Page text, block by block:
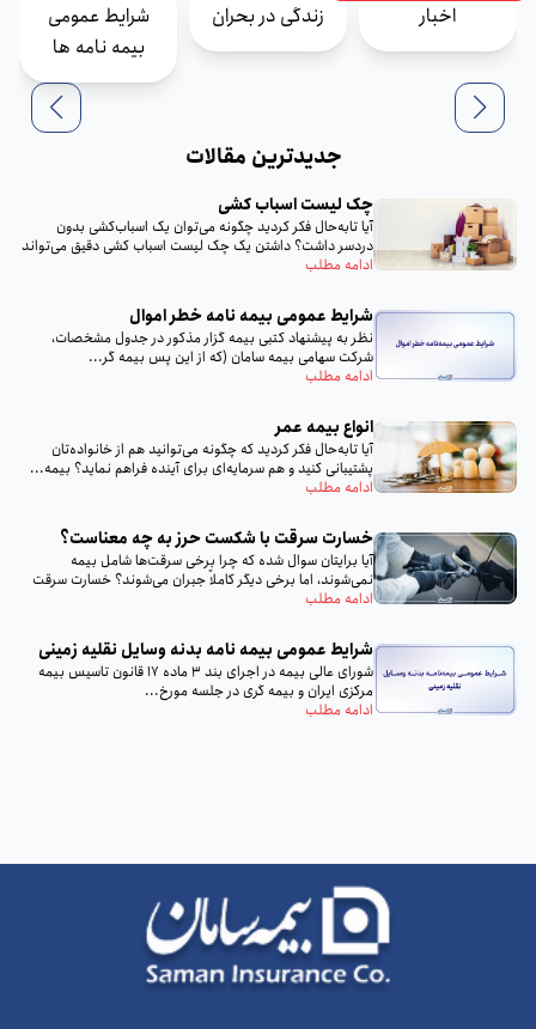
اخبار زندگی در بحران
شرایط عمومی
بیمه نامه ها
جدیدترین مقالات
چک لیست اسباب‌ کشی
آیا تا‌به‌حال فکر کردید چگونه می‌توان یک اسباب‌کشی بدون
دردسر داشت؟ داشتن یک چک لیست اسباب‌ کشی دقیق می‌تواند
تمام...
ادامه مطلب
شرایط عمومی بیمه‌ نامه خطر اموال
نظر به پيشنهاد كتبى بيمه گزار مذكور در جدول مشخصات،
شركت سهامى بيمه سامان (كه از اين پس بيمه گر...
ادامه مطلب
انواع بیمه عمر
آیا تا‌به‌حال فکر کردید که چگونه می‌توانید هم از خانواده‌تان
پشتیبانی کنید و هم سرمایه‌ای برای آینده فراهم نماید؟ بیمه...
ادامه مطلب
خسارت سرقت با شکست حرز به چه معناست؟
آیا برایتان سوال شده که چرا برخی سرقت‌ها شامل بیمه
نمی‌شوند، اما برخی دیگر کاملاً جبران می‌شوند؟ خسارت سرقت
با...
ادامه مطلب
شرایط عمومی بیمه‌ نامه بدنه وسایل نقلیه زمینی
شورای عالی بیمه در اجرای بند 3 ماده 17 قانون تاسیس بیمه
مرکزی ایران و بیمه گری در جلسه مورخ...
ادامه مطلب